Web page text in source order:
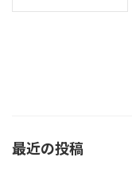
最近の投稿